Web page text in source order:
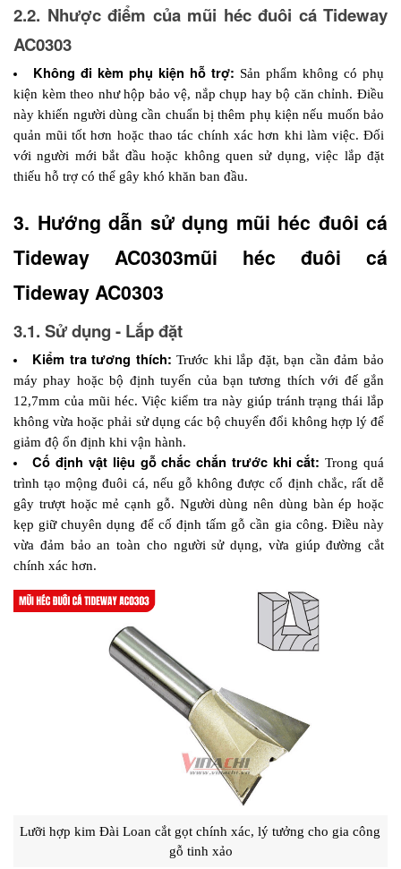
2.2. Nhược điểm của mũi héc đuôi cá Tideway
AC0303
Không đi kèm phụ kiện hỗ trợ: Sản phẩm không có phụ
kiện kèm theo như hộp bảo vệ, nắp chụp hay bộ căn chỉnh. Điều
này khiến người dùng cần chuẩn bị thêm phụ kiện nếu muốn bảo
quản mũi tốt hơn hoặc thao tác chính xác hơn khi làm việc. Đối
với người mới bắt đầu hoặc không quen sử dụng, việc lắp đặt
thiếu hỗ trợ có thể gây khó khăn ban đầu.
3. Hướng dẫn sử dụng mũi héc đuôi cá
Tideway AC0303mũi héc đuôi cá
Tideway AC0303
3.1. Sử dụng - Lắp đặt
Kiểm tra tương thích: Trước khi lắp đặt, bạn cần đảm bảo
máy phay hoặc bộ định tuyến của bạn tương thích với đế gắn
12,7mm của mũi héc. Việc kiểm tra này giúp tránh trạng thái lắp
không vừa hoặc phải sử dụng các bộ chuyển đổi không hợp lý để
giảm độ ổn định khi vận hành.
Cố định vật liệu gỗ chắc chắn trước khi cắt: Trong quá
trình tạo mộng đuôi cá, nếu gỗ không được cố định chắc, rất dễ
gây trượt hoặc mẻ cạnh gỗ. Người dùng nên dùng bàn ép hoặc
kẹp giữ chuyên dụng để cố định tấm gỗ cần gia công. Điều này
vừa đảm bảo an toàn cho người sử dụng, vừa giúp đường cắt
chính xác hơn.
Lưỡi hợp kim Đài Loan cắt gọt chính xác, lý tưởng cho gia công
gỗ tinh xảo